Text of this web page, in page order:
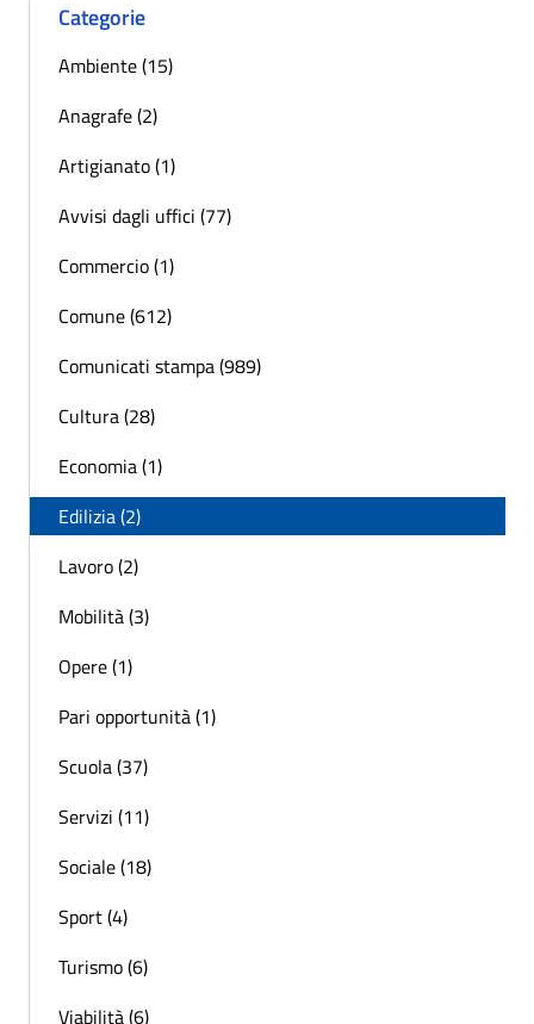
Categorie
Ambiente (15)
Anagrafe (2)
Artigianato (1)
Avvisi dagli uffici (77)
Commercio (1)
Comune (612)
Comunicati stampa (989)
Cultura (28)
Economia (1)
Edilizia (2)
Lavoro (2)
Mobilità (3)
Opere (1)
Pari opportunità (1)
Scuola (37)
Servizi (11)
Sociale (18)
Sport (4)
Turismo (6)
Viabilità (6)